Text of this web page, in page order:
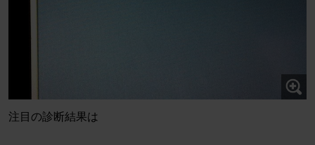
注目の診断結果は